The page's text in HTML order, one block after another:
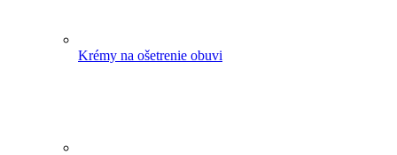
Krémy na ošetrenie obuvi